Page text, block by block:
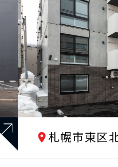
2017年
2018年
2019年
2020年
2021年
2022年
札幌市東区